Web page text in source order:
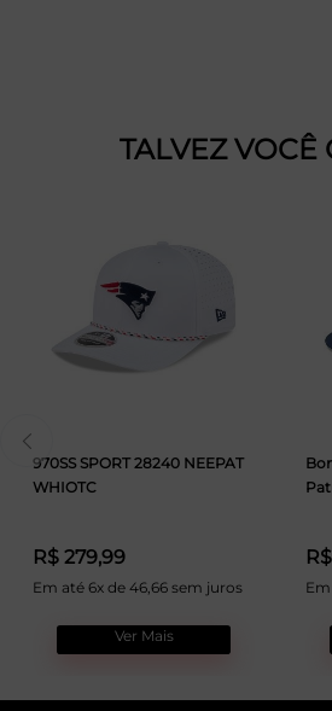
TALVEZ VOCÊ
970SS SPORT 28240 NEEPAT
WHIOTC
R$ 279,99
Em até 6x de 46,66 sem juros
Ver Mais